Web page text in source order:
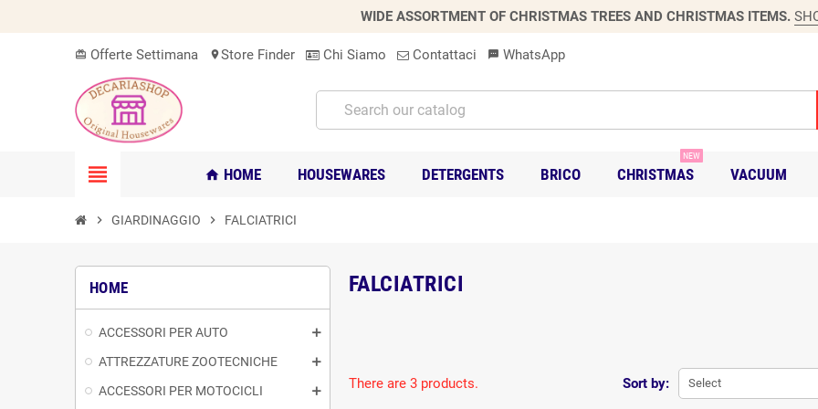
WIDE ASSORTMENT OF CHRISTMAS TREES AND CHRISTMAS ITEMS.
card_giftcard Offerte Settimana location_onStore Finder Chi Siamo Contattaci sms WhatsApp
view_headline home HOME HOUSEWARES DETERGENTS BRICO CHRISTMAS
NEW
VACUUM
chevron_right GIARDINAGGIO chevron_right FALCIATRICI
HOME
ACCESSORI PER AUTO
ATTREZZATURE ZOOTECNICHE
ACCESSORI PER MOTOCICLI
FALCIATRICI
Sort by: Select
There are 3 products.